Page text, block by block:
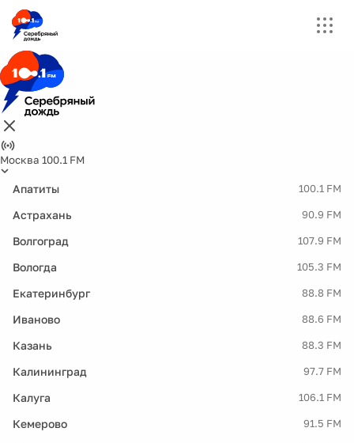
Москва 100.1 FM
Апатиты 100.1 FM
Астрахань 90.9 FM
Волгоград 107.9 FM
Вологда 105.3 FM
Екатеринбург 88.8 FM
Иваново 88.6 FM
Казань 88.3 FM
Калининград 97.7 FM
Калуга 106.1 FM
Кемерово 91.5 FM